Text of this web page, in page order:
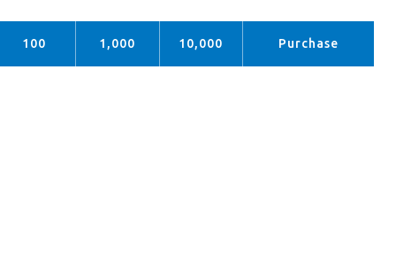
100 1,000 10,000 Purchase